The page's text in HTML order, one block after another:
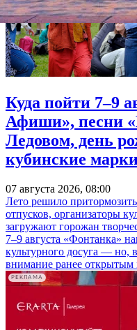
Куда пойти 7–9
Афиши», песни
Ледовом, день
кубинские
07 августа 2026, 08:00
Лето решило
отпусков, организаторы
загружают горожан
7–9 августа «Фонтанка»
культурного досуга — но,
внимание ранее открытым
РЕКЛАМА